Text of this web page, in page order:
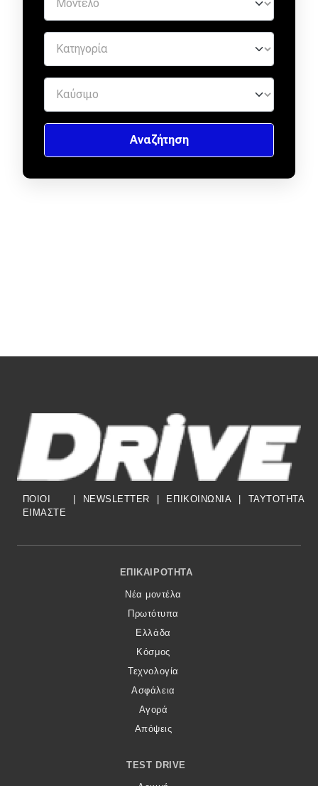
ΠΟΙΟΙ
ΕΙΜΑΣΤΕ
NEWSLETTER ΕΠΙΚΟΙΝΩΝΙΑ TAYTOTHTA
Footer Menu
ΕΠΙΚΑΙΡΌΤΗΤΑ
Νέα μοντέλα
Πρωτότυπα
Ελλάδα
Κόσμος
Τεχνολογία
Ασφάλεια
Αγορά
Απόψεις
TEST DRIVE